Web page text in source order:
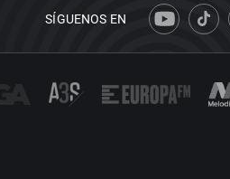
SÍGUENOS EN